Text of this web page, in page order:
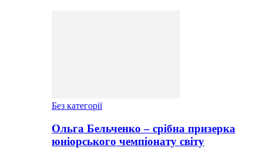
Без категорії
Ольга Бельченко – срібна призерка
юніорського чемпіонату світу